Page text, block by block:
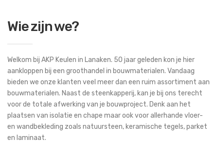
Wie zijn we?
Welkom bij AKP Keulen in Lanaken. 50 jaar geleden kon je hier
aankloppen bij een groothandel in bouwmaterialen. Vandaag
bieden we onze klanten veel meer dan een ruim assortiment aan
bouwmaterialen. Naast de steenkapperij, kan je bij ons terecht
voor de totale afwerking van je bouwproject. Denk aan het
plaatsen van isolatie en chape maar ook voor allerhande vloer-
en wandbekleding zoals natuursteen, keramische tegels, parket
en laminaat.